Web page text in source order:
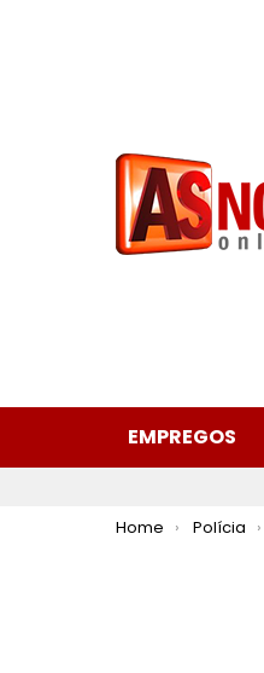
EMPREGOS
You are here:
Home Polícia